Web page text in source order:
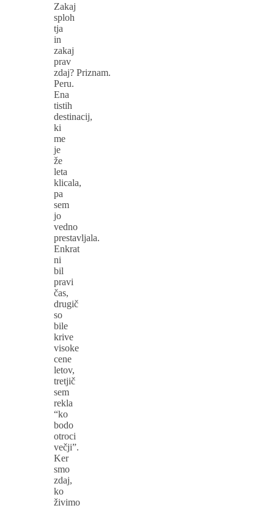
Zakaj
sploh
tja
in
zakaj
prav
zdaj? Priznam.
Peru.
Ena
tistih
destinacij,
ki
me
je
že
leta
klicala,
pa
sem
jo
vedno
prestavljala.
Enkrat
ni
bil
pravi
čas,
drugič
so
bile
krive
visoke
cene
letov,
tretjič
sem
rekla
“ko
bodo
otroci
večji”.
Ker
smo
zdaj,
ko
živimo